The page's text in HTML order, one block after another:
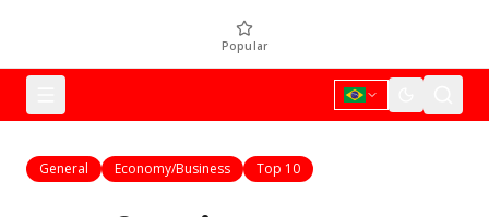
Popular
General Economy/Business Top 10